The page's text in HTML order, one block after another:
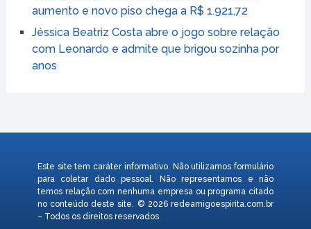
aumento e novo piso chega a R$ 1.921,72
Jéssica Beatriz Costa abre o jogo sobre relação
com Leonardo e admite que brigou sozinha por
anos
Este site tem caráter informativo. Não utilizamos formulário
para coletar dado pessoal. Não representamos e não
temos relação com nenhuma empresa ou programa citado
no conteúdo deste site. © 2026 redeamigoespirita.com.br
– Todos os direitos reservados.